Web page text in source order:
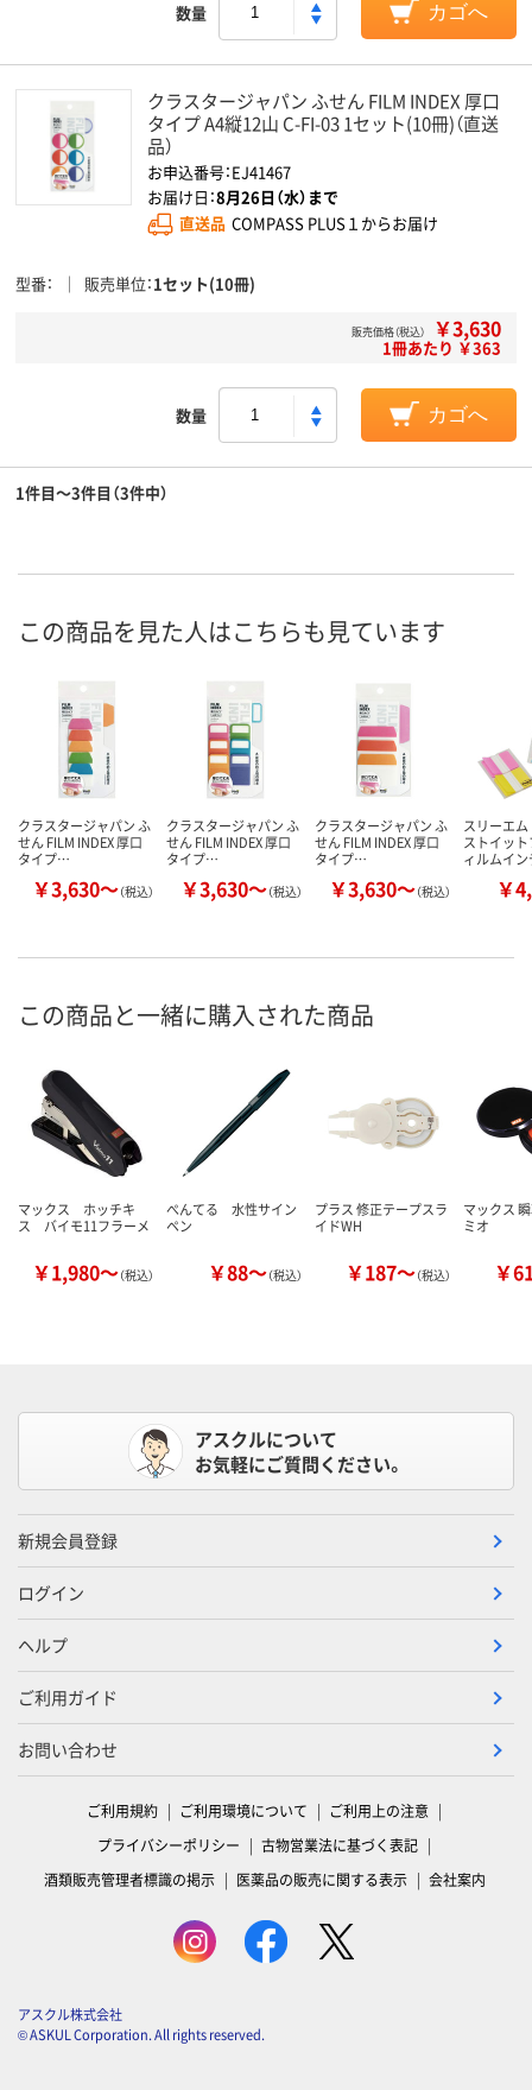
数量 カゴへ
クラスタージャパン ふせん FILM INDEX 厚口
タイプ A4縦12山 C-FI-03 1セット(10冊)（直送
品）
お申込番号：EJ41467
お届け日：8月26日（水）まで
直送品 COMPASS PLUS１からお届け
型番 販売単位 1セット(10冊)
販売価格（税込） ￥3,630
1冊あたり ￥363
数量 カゴへ
1件目～3件目（3件中）
この商品を見た人はこちらも見ています
クラスタージャパン ふ
せん FILM INDEX 厚口
タイプ…
￥3,630～（税込）
クラスタージャパン ふ
せん FILM INDEX 厚口
タイプ…
￥3,630～（税込）
クラスタージャパン ふ
せん FILM INDEX 厚口
タイプ…
￥3,630～（税込）
スリーエ
ストイッ
ィルムイ
￥
この商品と一緒に購入された商品
マックス ホッチキ
ス バイモ11フラーメ
￥1,980～（税込）
ぺんてる 水性サイン
ペン
￥88～（税込）
プラス 修正テープスラ
イドWH
￥187～（税込）
マックス
ミオ
￥
アスクルについて
お気軽にご質問ください。
新規会員登録
ログイン
ヘルプ
ご利用ガイド
お問い合わせ
ご利用規約 ご利用環境について
ご利用上の注意
プライバシーポリシー
古物営業法に基づく表記
酒類販売管理者標識の掲示
医薬品の販売に関する表示 会社案内
アスクル株式会社
© ASKUL Corporation. All rights reserved.